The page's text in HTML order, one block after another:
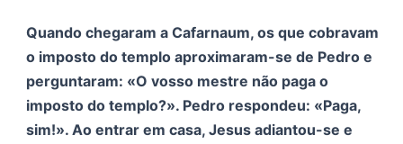
Quando chegaram a Cafarnaum, os que cobravam
o imposto do templo aproximaram-se de Pedro e
perguntaram: «O vosso mestre não paga o
imposto do templo?». Pedro respondeu: «Paga,
sim!». Ao entrar em casa, Jesus adiantou-se e